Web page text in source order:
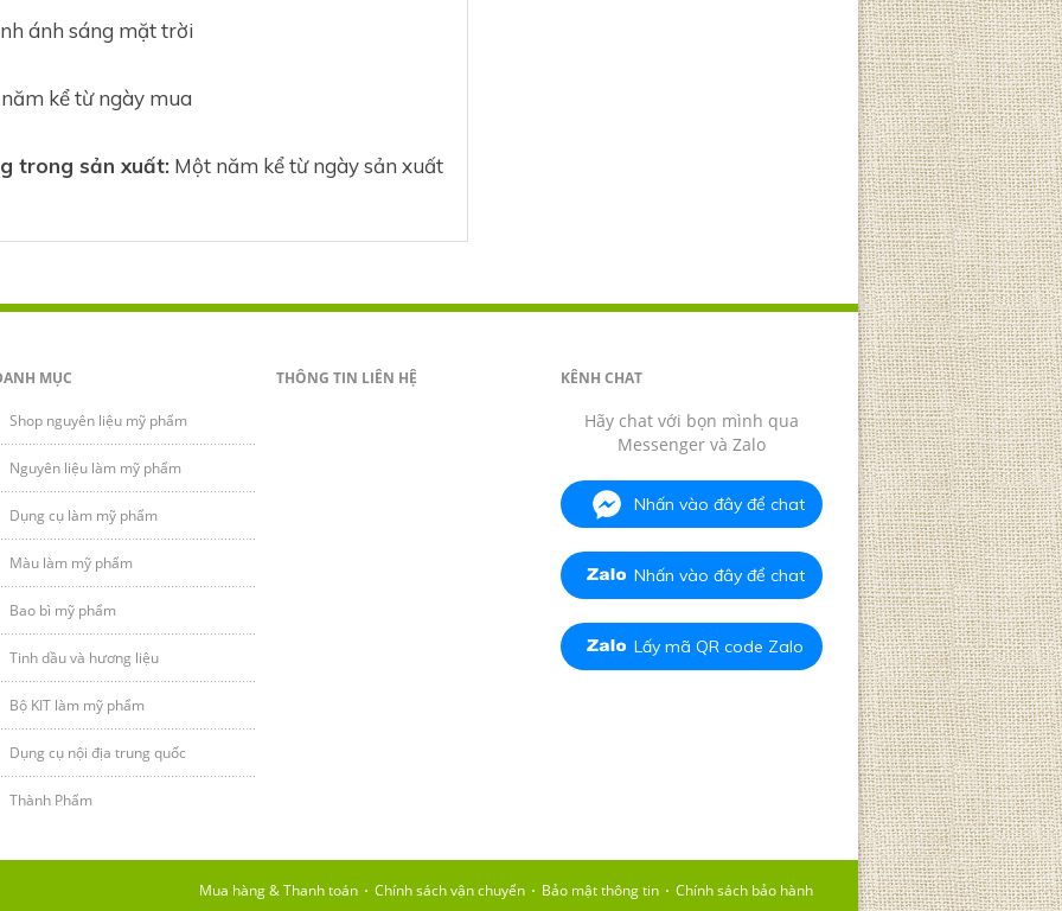
ánh sáng mặt trời
kể từ ngày mua
trong sản xuất: Một năm kể từ ngày sản xuất
MỤC
Shop nguyên liệu mỹ phẩm
Nguyên liệu làm mỹ phẩm
Dụng cụ làm mỹ phẩm
Màu làm mỹ phẩm
Bao bì mỹ phẩm
Tinh dầu và hương liệu
Bộ KIT làm mỹ phẩm
Dụng cụ nội địa trung quốc
Thành Phẩm
THÔNG TIN LIÊN HỆ KÊNH CHAT
Hãy chat với bọn mình qua
Messenger và Zalo
Nhấn vào đây để chat
Nhấn vào đây để chat
Lấy mã QR code Zalo
Mua hàng & Thanh toán Chính sách vận chuyển Bảo mật thông tin Chính sách bảo hành